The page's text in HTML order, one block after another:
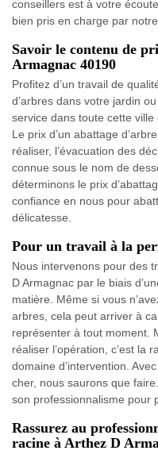
conseillers est à votre
bien pris en charge par
Savoir le contenu de
Armagnac 40190
Profitez d’un travail de
d’arbres dans votre jardin
service dans toute cette
Le prix d’un abattage
réaliser, l’évacuation des
connue sous le nom de
déterminons le prix
confiance en nous pour
délicatesse.
Pour un travail à la
Nous intervenons pour des
D Armagnac par le biais
matière. Même si vous
arbres, cela peut arriver à
représenter à tout moment.
réaliser l’opération, c’est la
domaine d’intervention.
cher, nous saurons que
son professionnalisme pour
Rassurez au
racine à Arthez D